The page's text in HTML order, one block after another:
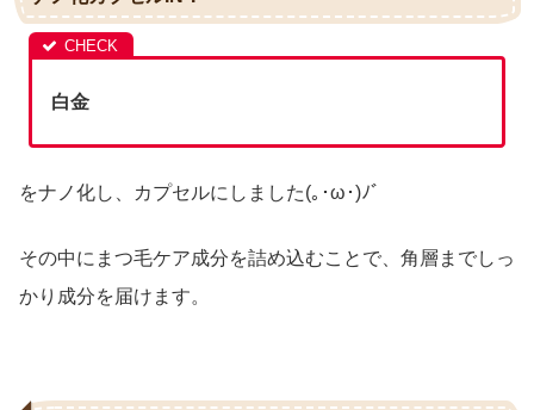
白金
をナノ化し、カプセルにしました(｡･ω･)ﾉﾞ
その中にまつ毛ケア成分を詰め込むことで、角層までしっ
かり成分を届けます。